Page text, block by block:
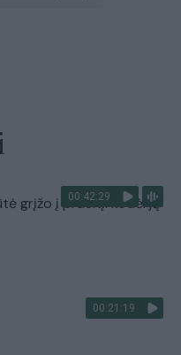
00:42:29
grįžo į praeitį: kodėl jų
00:21:19